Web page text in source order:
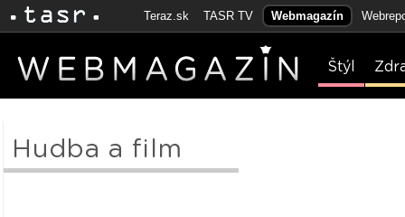
Teraz.sk TASR TV Webmagazín
Štýl
Hudba a film